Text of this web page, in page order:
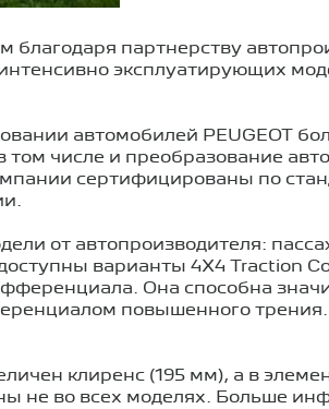
партнерству
эксплуатирующих
автомобилей PEUGEOT
числе и преобразование
сертифицированы по
от автопроизводителя:
варианты 4Х4 Traction
Она способна
повышенного трения.
клиренс (195 мм), а в
не во всех моделях. Больше